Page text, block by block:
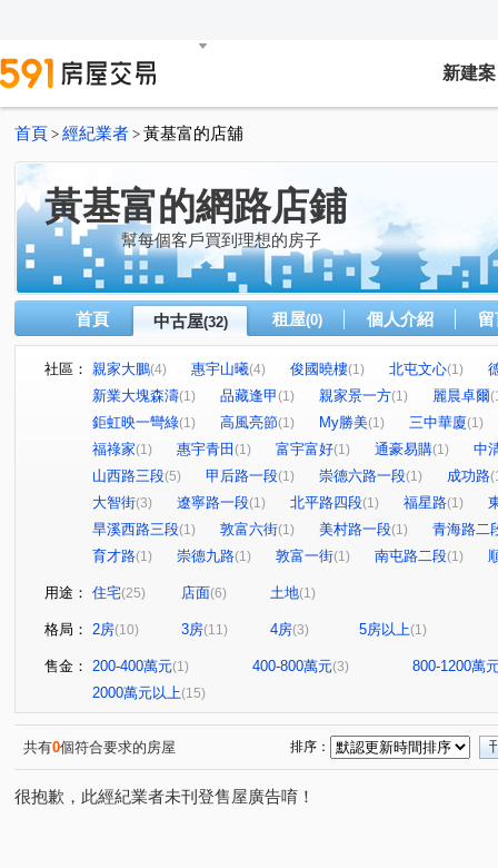
新建案
首頁 > 經紀業者 > 黃基富的店舖
黃基富的網路店鋪
幫每個客戶買到理想的房子
首頁 中古屋(32) 租屋(0) 個人介紹
社區： 親家大鵬(4) 惠宇山曦(4) 俊國曉樓(1) 北屯文心(1)
新業大塊森濤(1) 品藏逢甲(1) 親家景一方(1) 麗晨卓爾
鉅虹映一彎綠(1) 高風亮節(1) My勝美(1) 三中華廈(1)
福祿家(1) 惠宇青田 (1) 富宇富好(1) 通豪易購(1)
中
山西路三段(5) 甲后路一段(1) 崇德六路一段(1) 成功路
大智街(3) 遼寧路一段(1) 北平路四段(1) 福星路(1)
旱溪西路三段(1) 敦富六街(1) 美村路一段(1)
青海路二
育才路(1) 崇德九路(1) 敦富一街(1) 南屯路二段(1)
用途： 住宅(25) 店面(6) 土地(1)
格局： 2房(10) 3房(11) 4房(3) 5房以上(1)
售金： 200-400萬元(1) 400-800萬元(3)
800-1200萬
2000萬元以上(15)
共有0個符合要求的房屋 排序：
很抱歉，此經紀業者未刊登售屋廣告唷！